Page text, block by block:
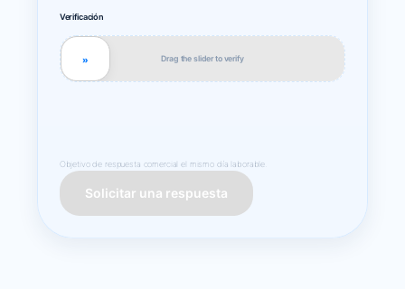
Verificación
Drag the slider to verify
»
Objetivo de respuesta comercial el mismo día laborable.
Solicitar una respuesta